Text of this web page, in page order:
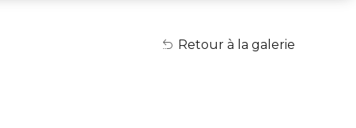
Retour à la galerie